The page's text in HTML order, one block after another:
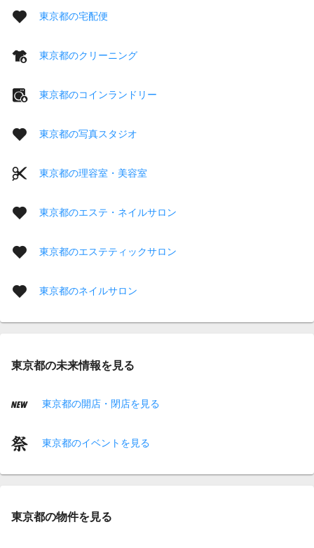
東京都の宅配便
東京都のクリーニング
東京都のコインランドリー
東京都の写真スタジオ
東京都の理容室・美容室
東京都のエステ・ネイルサロン
東京都のエステティックサロン
東京都のネイルサロン
東京都の未来情報を見る
東京都の開店・閉店を見る
東京都のイベントを見る
東京都の物件を見る